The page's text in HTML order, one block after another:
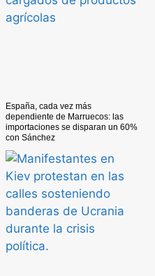
España, cada vez más
dependiente de Marruecos: las
importaciones se disparan un 60%
con Sánchez